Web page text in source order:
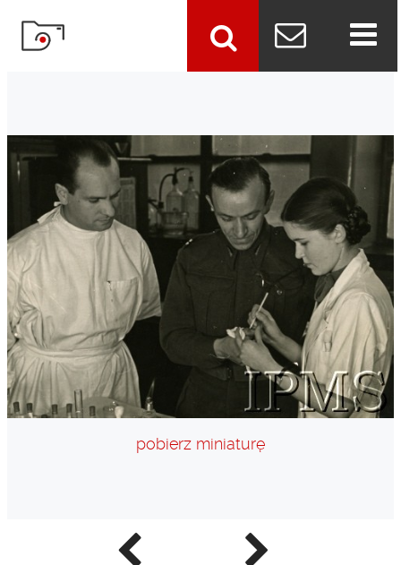
Poprzednie
zdjęcie
Następne
zdjęcie
pobierz miniaturę